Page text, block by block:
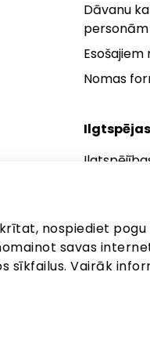
nospiediet pogu
savas
sīkfailus. Vairāk
Dāvanu
personām
Nomas